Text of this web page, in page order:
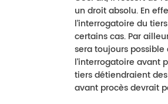
un droit absolu. En
l’interrogatoire du
certains cas. Par
sera toujours
l’interrogatoire avant
tiers détiendraient des
avant procès devrait